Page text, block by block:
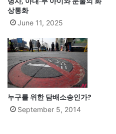
상통화
June 11, 2025
누구를 위한 담배소송인가?
September 5, 2014